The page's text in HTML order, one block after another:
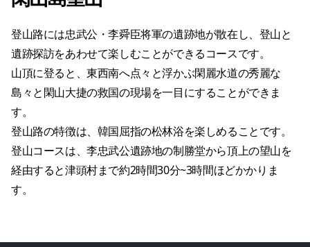
登山路には忠武公・李舜臣将軍の遺跡地が散在し、登山と
遺跡探訪をあわせて楽しむことができるコースです。
山頂に登ると、東西南へ点々と浮かぶ閑麗水道の秀麗な
島々と閑山大捷の救国の現場を一目にすることができま
す。
登山路の特徴は、韓国屈指の松林浴を楽しめることです。
登山コースは、李忠武公遺跡地の制勝堂から頂上の望山を
経由すると津頭村まで約2時間30分~3時間ほどかかりま
す。